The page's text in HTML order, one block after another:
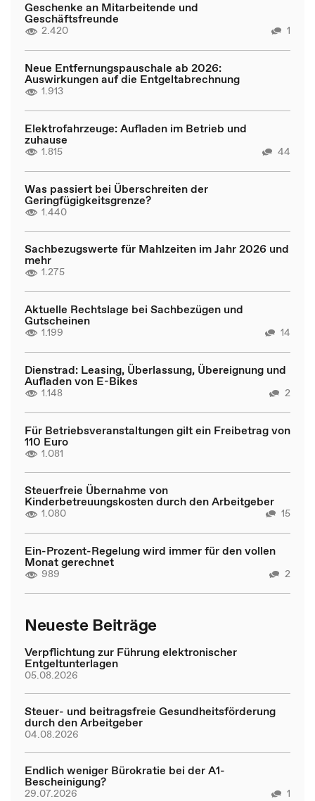
Geschenke an Mitarbeitende und
Geschäftsfreunde
2.420 1
Neue Entfernungspauschale ab 2026:
Auswirkungen auf die Entgeltabrechnung
1.913
Elektrofahrzeuge: Aufladen im Betrieb und
zuhause
1.815 44
Was passiert bei Überschreiten der
Geringfügigkeitsgrenze?
1.440
Sachbezugswerte für Mahlzeiten im Jahr 2026 und
mehr
1.275
Aktuelle Rechtslage bei Sachbezügen und
Gutscheinen
1.199 14
Dienstrad: Leasing, Überlassung, Übereignung und
Aufladen von E-Bikes
1.148 2
Für Betriebsveranstaltungen gilt ein Freibetrag von
110 Euro
1.081
Steuerfreie Übernahme von
Kinderbetreuungskosten durch den Arbeitgeber
1.080 15
Ein-Prozent-Regelung wird immer für den vollen
Monat gerechnet
989 2
Neueste Beiträge
Verpflichtung zur Führung elektronischer
Entgeltunterlagen
05.08.2026
Steuer- und beitragsfreie Gesundheitsförderung
durch den Arbeitgeber
04.08.2026
Endlich weniger Bürokratie bei der A1-
Bescheinigung?
29.07.2026 1